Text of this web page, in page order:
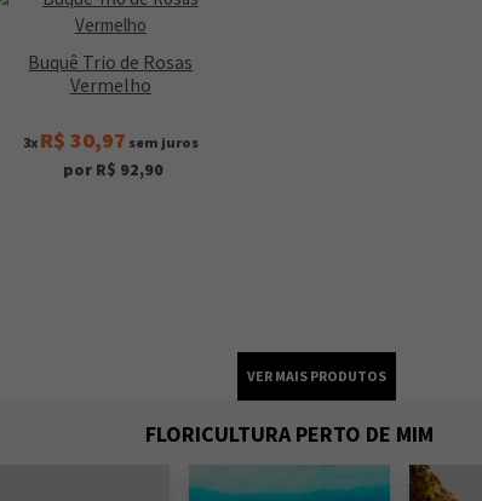
Buquê Trio de Rosas
Vermelho
3x R$ 30,97 sem juros
por R$ 92,90
FLORICULTURA PERTO DE MIM